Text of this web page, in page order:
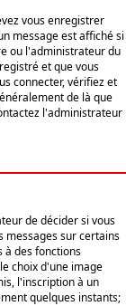
vous enregistrer
message est affiché si
ou l'administrateur du
et que vous
connecter, vérifiez et
de là que
l'administrateur
de décider si vous
messages sur certains
à des fonctions
choix d'une image
l'inscription à un
quelques instants;